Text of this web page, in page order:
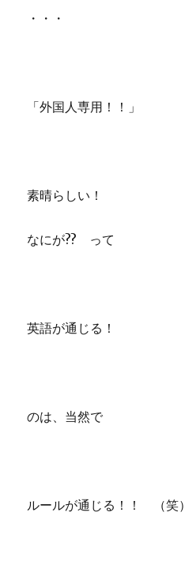
・・・
「外国人専用！！」
素晴らしい！
なにが?? って
英語が通じる！
のは、当然で
ルールが通じる！！ （笑）